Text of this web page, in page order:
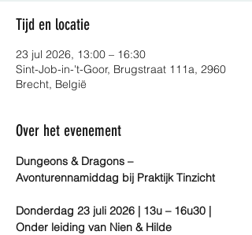
Tijd en locatie
23 jul 2026, 13:00 – 16:30
Sint-Job-in-'t-Goor, Brugstraat 111a, 2960
Brecht, België
Over het evenement
Dungeons & Dragons –
Avonturennamiddag bij Praktijk Tinzicht
Donderdag 23 juli 2026 | 13u – 16u30 |
Onder leiding van Nien & Hilde